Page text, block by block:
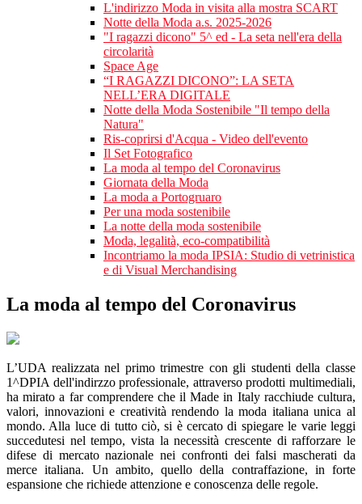
L'indirizzo Moda in visita alla mostra SCART
Notte della Moda a.s. 2025-2026
"I ragazzi dicono" 5^ ed - La seta nell'era della
circolarità
Space Age
“I RAGAZZI DICONO”: LA SETA
NELL’ERA DIGITALE
Notte della Moda Sostenibile "Il tempo della
Natura"
Ris-coprirsi d'Acqua - Video dell'evento
Il Set Fotografico
La moda al tempo del Coronavirus
Giornata della Moda
La moda a Portogruaro
Per una moda sostenibile
La notte della moda sostenibile
Moda, legalità, eco-compatibilità
Incontriamo la moda IPSIA: Studio di vetrinistica
e di Visual Merchandising
La moda al tempo del Coronavirus
L’UDA realizzata nel primo trimestre con gli studenti della classe
1^DPIA dell'indirzzo professionale, attraverso prodotti multimediali,
ha mirato a far comprendere che il Made in Italy racchiude cultura,
valori, innovazioni e creatività rendendo la moda italiana unica al
mondo. Alla luce di tutto ciò, si è cercato di spiegare le varie leggi
succedutesi nel tempo, vista la necessità crescente di rafforzare le
difese di mercato nazionale nei confronti dei falsi mascherati da
merce italiana. Un ambito, quello della contraffazione, in forte
espansione che richiede attenzione e conoscenza delle regole.